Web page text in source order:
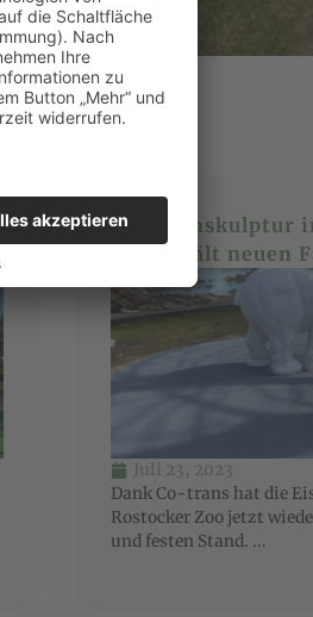
Eisbärenskulptur
Zoo erhält neuen
Juli 23, 2023
Dank Co-trans hat die
Rostocker Zoo jetzt
und festen Stand. ...